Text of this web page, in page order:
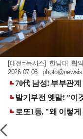
[대전=뉴시스] 한남대 협
2026.07.08.